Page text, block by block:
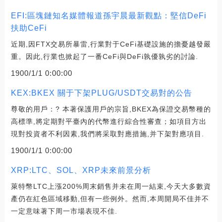
EFI:區塊鏈知名媒體報道孫宇晨最新觀點：堅信DeFi
扶助CeFi
近期,因FTX交易所暴雷,行業對于CeFi基礎設施的擔憂越發嚴
重。因此,行業也掀起了一番CeFi與DeFi孰優孰劣的討論.
1900/1/1 0:00:00
KEX:BKEX 關于下架PLUG/USDT交易對的公告
尊敬的用戶：? 本著保護用戶的宗旨,BKEX為保證交易幣種的
高標準,將定期對平臺內的代幣進行綜合性審查；如項目方出
現對投資者不利因素,我們將采取對應措施,并下架對應項目.
1900/1/1 0:00:00
XRP:LTC、SOL、XRP未來前景分析
萊特幣LTC上漲200%周末銷售并未在周一結束,今天大多數資
產仍在紅色區域移動,但有一些例外。然而,本周開局不佳并不
一定意味著下周一市場表現不佳.